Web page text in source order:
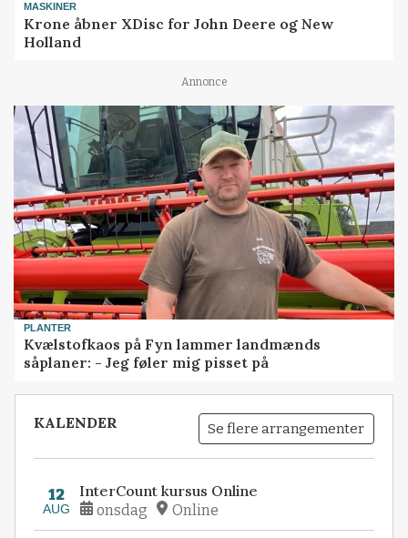
MASKINER
Krone åbner XDisc for John Deere og New
Holland
Annonce
PLANTER
Kvælstofkaos på Fyn lammer landmænds
såplaner: - Jeg føler mig pisset på
KALENDER Se flere arrangementer
12
AUG
InterCount kursus Online
onsdag Online